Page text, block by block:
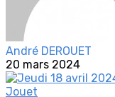
André DEROUET
20 mars 2024